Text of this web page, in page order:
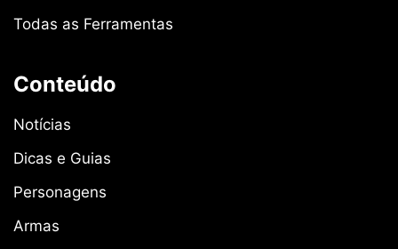
Todas as Ferramentas
Conteúdo
Notícias
Dicas e Guias
Personagens
Armas